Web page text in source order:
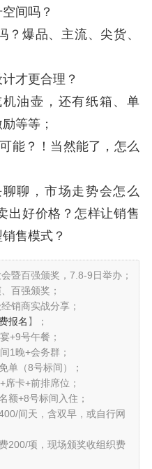
间吗？
爆品、主流、尖货、
才更合理？
油壶，还有纸箱、单
等等；
能？！当然能了，怎么
聊，市场走势会怎么
出好价格？怎样让销售
售模式？
暨百强颁奖，7.8-9日举办；
百强颁奖；
销商实战分享；
报名 】；
+9号午餐；
1晚+会务群；
单（8号标间）；
卡+前排席位；
额+8号标间入住；
间天，含双早，或自行网
200/项，现场颁奖收组织费